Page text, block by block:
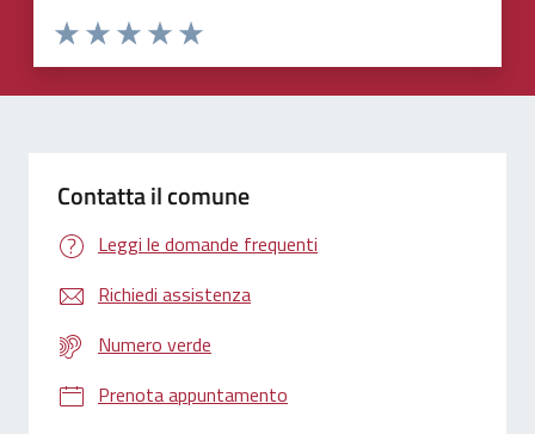
Valuta 5 stelle su 5
Valuta 4 stelle su 5
Valuta 3 stelle su 5
Valuta 2 stelle su 5
Valuta 1 stelle su 5
Contatta il comune
Leggi le domande frequenti
Richiedi assistenza
Numero verde
Prenota appuntamento